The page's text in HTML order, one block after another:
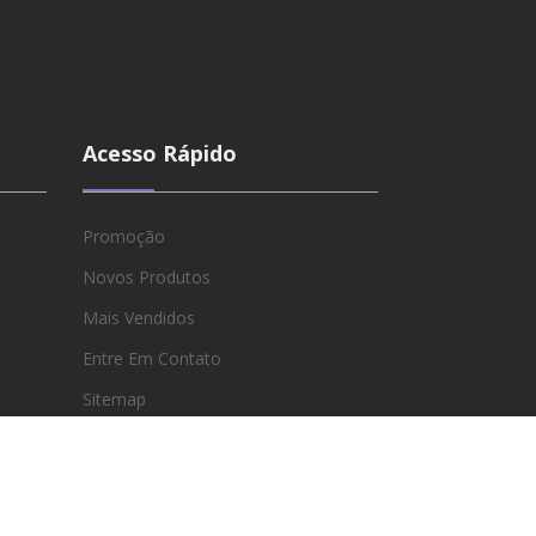
Acesso Rápido
Promoção
Novos Produtos
Mais Vendidos
Entre Em Contato
Sitemap